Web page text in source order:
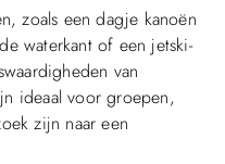
zoals een dagje kanoën
waterkant of een jetski-
van
ideaal voor groepen,
zijn naar een